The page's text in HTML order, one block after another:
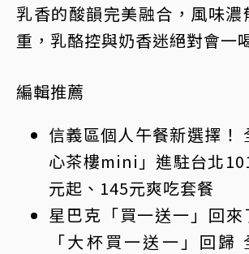
乳香的酸韻完美融合，風味濃
重，乳酪控與奶香迷絕對會一
編輯推薦
信義區個人午餐新選擇！
心茶樓mini」進駐台北
元起、145元爽吃套餐
星巴克「買一送一」回
「大杯買一送一」回歸